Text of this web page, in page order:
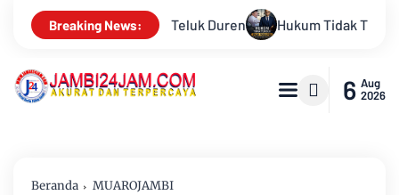
Breaking News:
Tidak Tunduk pada Persepsi: Kritik Terhadap Monopoli
6 Aug
2026
Beranda MUAROJAMBI